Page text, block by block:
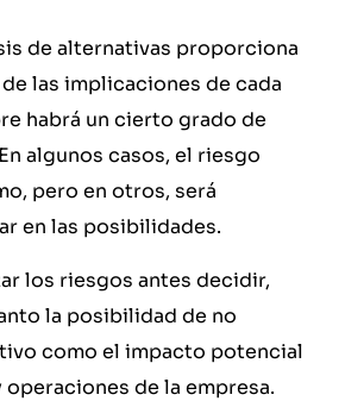
de alternativas proporciona
las implicaciones de cada
habrá un cierto grado de
algunos casos, el riesgo
pero en otros, será
en las posibilidades.
los riesgos antes decidir,
la posibilidad de no
como el impacto potencial
operaciones de la empresa.